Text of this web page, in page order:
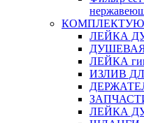
ЛЕЙКА
ЛЕЙКА
ИЗЛИВ
ЛЕЙКА